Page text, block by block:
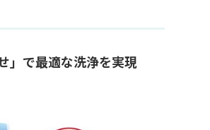
」で最適な洗浄を実現